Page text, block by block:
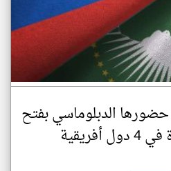
الدبلوماسي بفتح